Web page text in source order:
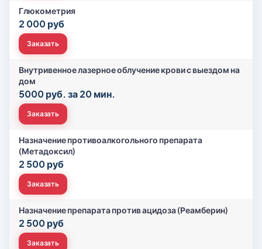
Глюкометрия
2 000 руб
Заказать
Внутривенное лазерное облучение крови с выездом на
дом
5000 руб. за 20 мин.
Заказать
Назначение противоалкогольного препарата
(Метадоксил)
2 500 руб
Заказать
Назначение препарата против ацидоза (Реамберин)
2 500 руб
Заказать